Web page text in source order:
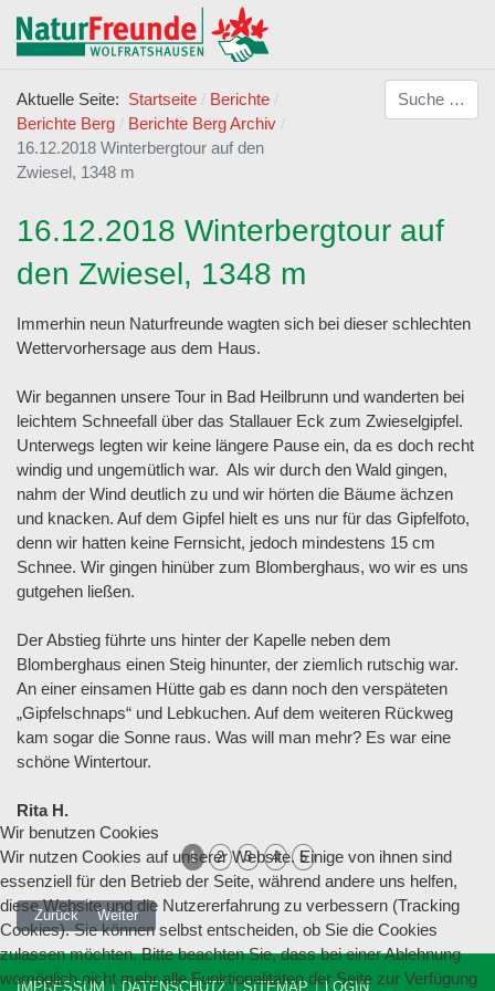
Aktuelle Seite: Startseite
Berichte
Berichte Berg
Berichte Berg Archiv
16.12.2018 Winterbergtour auf den
Zwiesel, 1348 m
Suchen
16.12.2018 Winterbergtour auf
den Zwiesel, 1348 m
Immerhin neun Naturfreunde wagten sich bei dieser schlechten
Wettervorhersage aus dem Haus.
Wir begannen unsere Tour in Bad Heilbrunn und wanderten bei
leichtem Schneefall über das Stallauer Eck zum Zwieselgipfel.
Unterwegs legten wir keine längere Pause ein, da es doch recht
windig und ungemütlich war. Als wir durch den Wald gingen,
nahm der Wind deutlich zu und wir hörten die Bäume ächzen
und knacken. Auf dem Gipfel hielt es uns nur für das Gipfelfoto,
denn wir hatten keine Fernsicht, jedoch mindestens 15 cm
Schnee. Wir gingen hinüber zum Blomberghaus, wo wir es uns
gutgehen ließen.
Der Abstieg führte uns hinter der Kapelle neben dem
Blomberghaus einen Steig hinunter, der ziemlich rutschig war.
An einer einsamen Hütte gab es dann noch den verspäteten
„Gipfelschnaps“ und Lebkuchen. Auf dem weiteren Rückweg
kam sogar die Sonne raus. Was will man mehr? Es war eine
schöne Wintertour.
Rita H.
1 2 3 4 5
Vorheriger Beitrag: 26.12.2018 Tutzinger Hütte
Zurück Nächster Beitrag: 18.11.2018 Aueralm und Fockenstein
Weiter
IMPRESSUM DATENSCHUTZ SITEMAP LOGIN
Wir benutzen Cookies
Wir nutzen Cookies auf unserer Website. Einige von ihnen sind
essenziell für den Betrieb der Seite, während andere uns helfen,
diese Website und die Nutzererfahrung zu verbessern (Tracking
Cookies). Sie können selbst entscheiden, ob Sie die Cookies
zulassen möchten. Bitte beachten Sie, dass bei einer Ablehnung
womöglich nicht mehr alle Funktionalitäten der Seite zur Verfügung